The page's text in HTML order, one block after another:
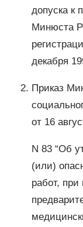
допуска к
Минюста
декабря
Приказ
от 16
N 83 “Об
(или)
работ,